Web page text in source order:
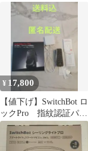
W0202205 SwitchBot ボ
ット ハブミニ ハブ プ
リセット リモコン アプ
リ スマホ 簡単
¥ 17,800
【値下げ】SwitchBot ロ
ックPro 指紋認証パッ
ド ハブミニ